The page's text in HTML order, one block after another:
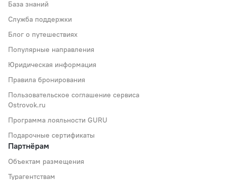
База знаний
Служба поддержки
Блог о путешествиях
Популярные направления
Юридическая информация
Правила бронирования
Пользовательское соглашение сервиса
Ostrovok.ru
Программа лояльности GURU
Подарочные сертификаты
Партнёрам
Объектам размещения
Турагентствам